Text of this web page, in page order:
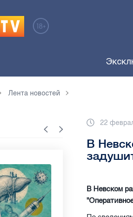
Лента новостей
22
В
В Невском